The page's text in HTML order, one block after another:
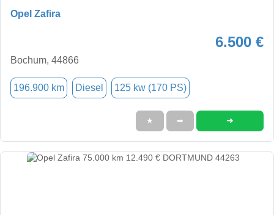
Opel Zafira
6.500 €
Bochum, 44866
196.900 km Diesel 125 kw (170 PS)
★ ➦ ➜